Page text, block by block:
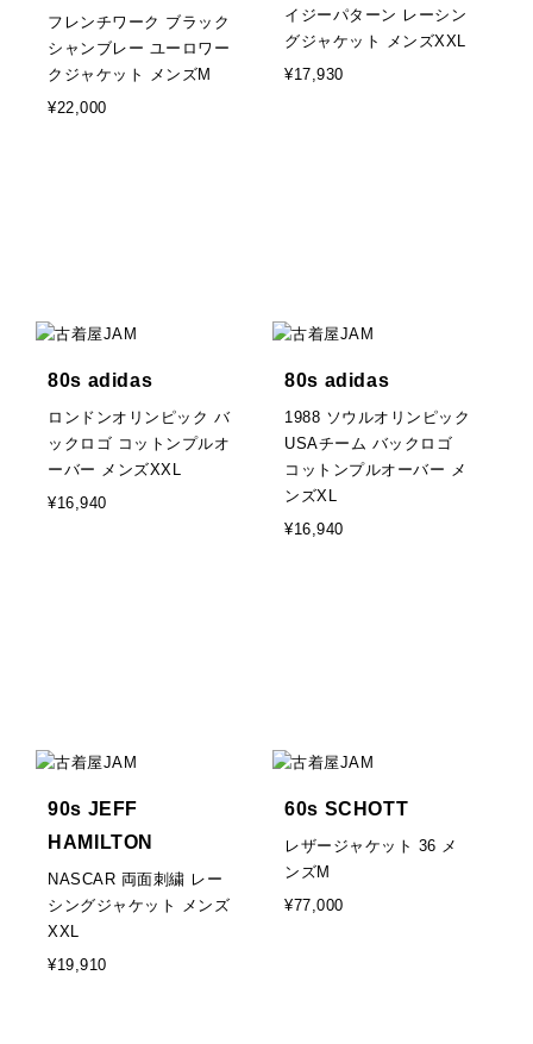
フレンチワーク ブラック
シャンブレー ユーロワー
クジャケット メンズM
¥22,000
イジーパターン レーシン
グジャケット メンズXXL
¥17,930
80s adidas
ロンドンオリンピック バ
ックロゴ コットンプルオ
ーバー メンズXXL
¥16,940
80s adidas
1988 ソウルオリンピック
USAチーム バックロゴ
コットンプルオーバー メ
ンズXL
¥16,940
90s JEFF
HAMILTON
NASCAR 両面刺繍 レー
シングジャケット メンズ
XXL
¥19,910
60s SCHOTT
レザージャケット 36 メ
ンズM
¥77,000